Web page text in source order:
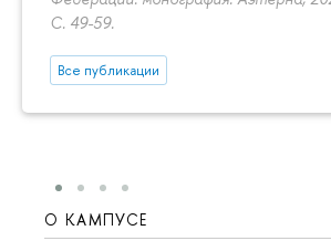
С. 49-59.
Все публикации
О КАМПУСЕ